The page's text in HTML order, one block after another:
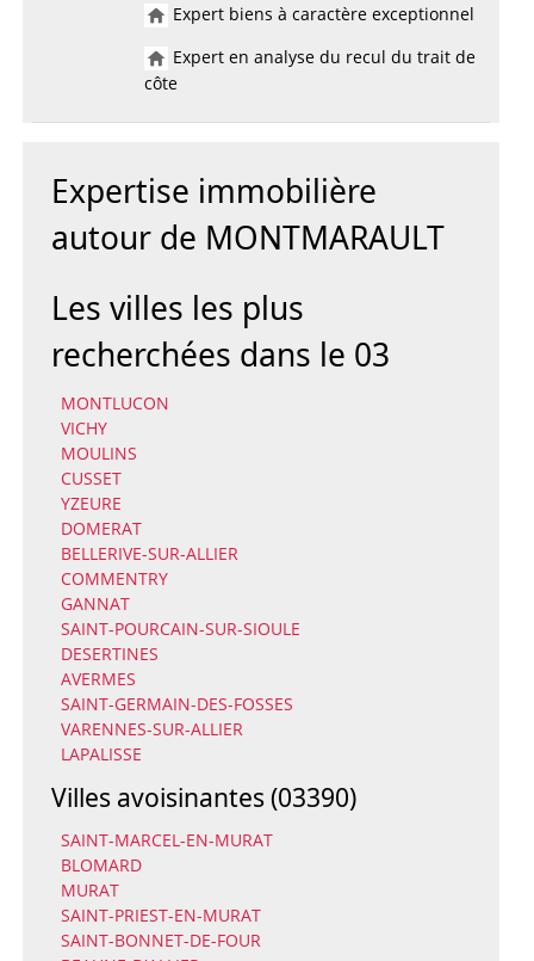
Expert biens à caractère exceptionnel
Expert en analyse du recul du trait de
côte
Expertise immobilière
autour de MONTMARAULT
Les villes les plus
recherchées dans le 03
MONTLUCON
VICHY
MOULINS
CUSSET
YZEURE
DOMERAT
BELLERIVE-SUR-ALLIER
COMMENTRY
GANNAT
SAINT-POURCAIN-SUR-SIOULE
DESERTINES
AVERMES
SAINT-GERMAIN-DES-FOSSES
VARENNES-SUR-ALLIER
LAPALISSE
Villes avoisinantes (03390)
SAINT-MARCEL-EN-MURAT
BLOMARD
MURAT
SAINT-PRIEST-EN-MURAT
SAINT-BONNET-DE-FOUR